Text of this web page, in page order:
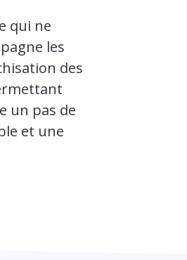
qui ne
les
des
un pas de
et une